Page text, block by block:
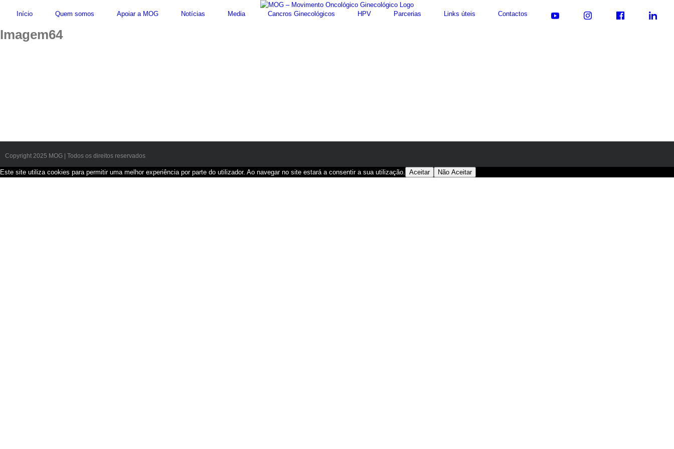
Início Quem somos Apoiar a MOG Notícias Media Cancros Ginecológicos HPV Parcerias Links úteis Contactos
Imagem64
Copyright 2025 MOG | Todos os direitos reservados
Este site utiliza cookies para permitir uma melhor experiência por parte do utilizador. Ao navegar no site estará a consentir a sua utilização. Aceitar Não Aceitar